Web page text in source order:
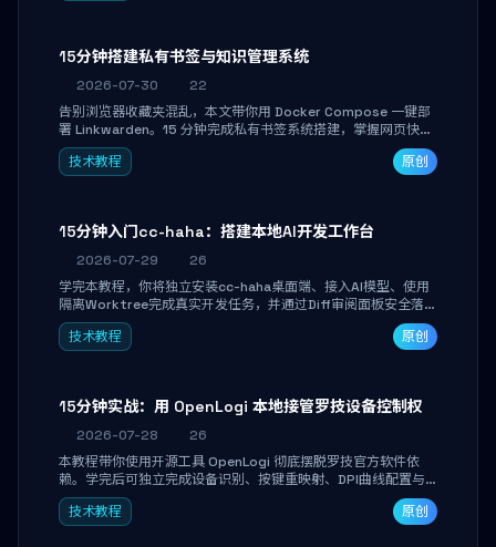
15分钟搭建私有书签与知识管理系统
2026-07-30
22
告别浏览器收藏夹混乱，本文带你用 Docker Compose 一键部
署 Linkwarden。15 分钟完成私有书签系统搭建，掌握网页快照
归档、高亮批注、分类管理与全文搜索。适合开发者与知识工作
者打造个人知识库，资料统一归档，随时检索。
技术教程 原创
15分钟入门cc-haha：搭建本地AI开发工作台
2026-07-29
26
学完本教程，你将独立安装cc-haha桌面端、接入AI模型、使用
隔离Worktree完成真实开发任务，并通过Diff审阅面板安全落地
AI代码改写。告别终端黑盒操作，让AI在沙箱环境中工作，你只
做审阅和决策。
技术教程 原创
15分钟实战：用 OpenLogi 本地接管罗技设备控制权
2026-07-28
26
本教程带你使用开源工具 OpenLogi 彻底摆脱罗技官方软件依
赖。学完后可独立完成设备识别、按键重映射、DPI曲线配置与
SmartShift调节，实现完全离线控制，保护隐私并释放硬件性
能。
技术教程 原创